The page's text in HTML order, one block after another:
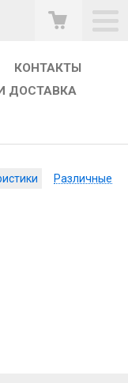
КОНТАКТЫ
ДОСТАВКА
Различные